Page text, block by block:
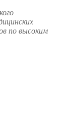
по высоким